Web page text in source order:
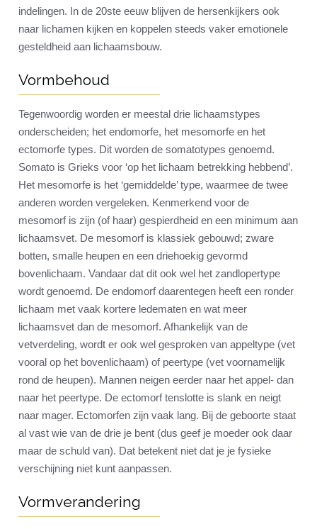
indelingen. In de 20ste eeuw blijven de hersenkijkers ook
naar lichamen kijken en koppelen steeds vaker emotionele
gesteldheid aan lichaamsbouw.
Vormbehoud
Tegenwoordig worden er meestal drie lichaamstypes
onderscheiden; het endomorfe, het mesomorfe en het
ectomorfe types. Dit worden de somatotypes genoemd.
Somato is Grieks voor ‘op het lichaam betrekking hebbend’.
Het mesomorfe is het ‘gemiddelde’ type, waarmee de twee
anderen worden vergeleken. Kenmerkend voor de
mesomorf is zijn (of haar) gespierdheid en een minimum aan
lichaamsvet. De mesomorf is klassiek gebouwd; zware
botten, smalle heupen en een driehoekig gevormd
bovenlichaam. Vandaar dat dit ook wel het zandlopertype
wordt genoemd. De endomorf daarentegen heeft een ronder
lichaam met vaak kortere ledematen en wat meer
lichaamsvet dan de mesomorf. Afhankelijk van de
vetverdeling, wordt er ook wel gesproken van appeltype (vet
vooral op het bovenlichaam) of peertype (vet voornamelijk
rond de heupen). Mannen neigen eerder naar het appel- dan
naar het peertype. De ectomorf tenslotte is slank en neigt
naar mager. Ectomorfen zijn vaak lang. Bij de geboorte staat
al vast wie van de drie je bent (dus geef je moeder ook daar
maar de schuld van). Dat betekent niet dat je je fysieke
verschijning niet kunt aanpassen.
Vormverandering